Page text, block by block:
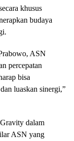
khusus
budaya
ASN
percepatan
bisa
luaskan sinergi,”
dalam
ASN yang